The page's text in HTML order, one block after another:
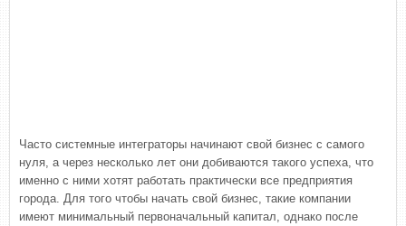
Часто системные интеграторы начинают свой бизнес с самого
нуля, а через несколько лет они добиваются такого успеха, что
именно с ними хотят работать практически все предприятия
города. Для того чтобы начать свой бизнес, такие компании
имеют минимальный первоначальный капитал, однако после